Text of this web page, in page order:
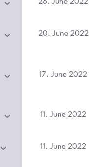
28. June 2022
20. June 2022
17. June 2022
11. June 2022
11. June 2022